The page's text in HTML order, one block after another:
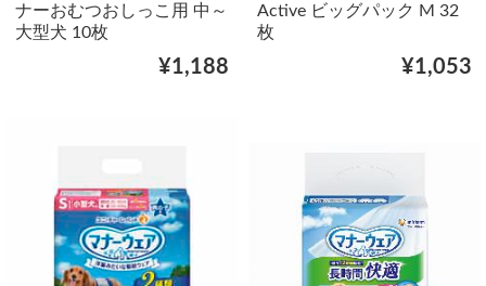
ナーおむつおしっこ用 中～
大型犬 10枚
¥1,188
Active ビッグパック M 32
枚
¥1,053